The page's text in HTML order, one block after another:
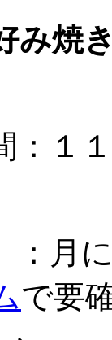
み焼
：１
月
で要